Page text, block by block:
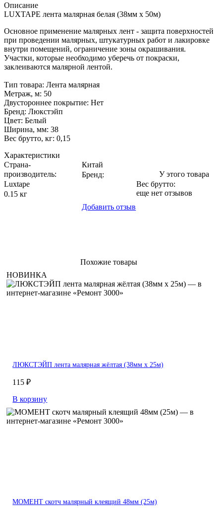
Описание
LUXTAPE лента малярная белая (38мм х 50м)
Основное применение малярных лент - защита поверхностей
при проведении малярных, штукатурных работ и лакировке
внутри помещений, ограничение зоны окрашивания.
Участки, которые необходимо уберечь от покраски,
заклеиваются малярной лентой.
Тип товара: Лента малярная
Метраж, м: 50
Двустороннее покрытие: Нет
Бренд: Люкстэйп
Цвет: Белый
Ширина, мм: 38
Вес брутто, кг: 0,15
Характеристики
Страна-
производитель:
Китай
Бренд:
Luxtape
Вес брутто:
0.15 кг
У этого товара
еще нет отзывов
Добавить отзыв
Похожие товары
НОВИНКА
ЛЮКСТЭЙП лента малярная жёлтая (38мм х 25м)
115 ₽
В корзину
МОМЕНТ скотч малярный клеящий 48мм (25м)